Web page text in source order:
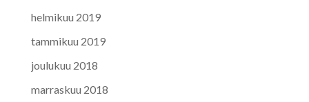
helmikuu 2019
tammikuu 2019
joulukuu 2018
marraskuu 2018